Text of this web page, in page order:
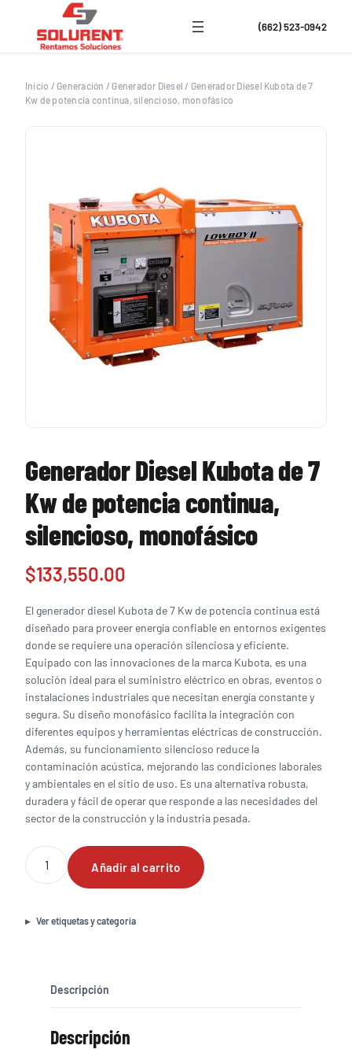
contenido
(662) 523-0942
Inicio /Generación /Generador Diesel / Generador Diesel Kubota de 7
Kw de potencia continua, silencioso, monofásico
Generador Diesel Kubota de 7
Kw de potencia continua,
silencioso, monofásico
$133,550.00
El generador diesel Kubota de 7 Kw de potencia continua está
diseñado para proveer energía confiable en entornos exigentes
donde se requiere una operación silenciosa y eficiente.
Equipado con las innovaciones de la marca Kubota, es una
solución ideal para el suministro eléctrico en obras, eventos o
instalaciones industriales que necesitan energía constante y
segura. Su diseño monofásico facilita la integración con
diferentes equipos y herramientas eléctricas de construcción.
Además, su funcionamiento silencioso reduce la
contaminación acústica, mejorando las condiciones laborales
y ambientales en el sitio de uso. Es una alternativa robusta,
duradera y fácil de operar que responde a las necesidades del
sector de la construcción y la industria pesada.
Generador
Diesel
Kubota
7
continua,
cantidad
Añadir al carrito
Ver etiquetas y categoría
Descripción
Descripción